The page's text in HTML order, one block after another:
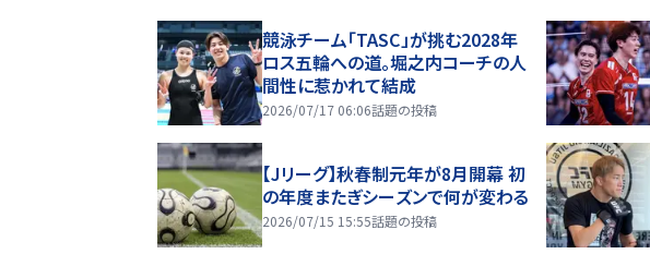
競泳チーム「TASC」が挑む2028年
ロス五輪への道。堀之内コーチの人
間性に惹かれて結成
2026/07/17 06:06話題の投稿
【Jリーグ】秋春制元年が8月開幕 初
の年度またぎシーズンで何が変わる
2026/07/15 15:55話題の投稿